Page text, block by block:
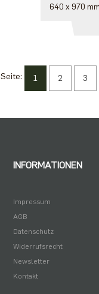
640 x 970
Seite: 1 2 3
INFORMATIONEN
Impressum
AGB
Datenschutz
Widerrufsrecht
Newsletter
Kontakt